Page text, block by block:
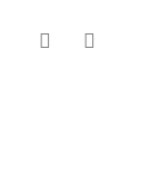
conținut